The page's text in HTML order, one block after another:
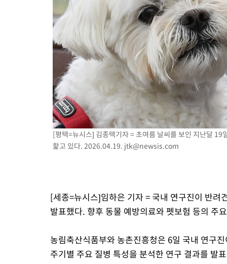
"여기 떨어졌다"…다누리, 스페이스X 로켓 달 충돌 흔적 포착
손흥민, 5경기 연속골 실패…LAFC는 승부차기 끝 과달라하라
내일까지 39도 '펄펄'…기상청 "태풍 지나며 폭염 잠시 꺾인
트럼프, 한국계 진보 주지사 후보 맹공…"공산주의가 최대 위
"美간섭에 합의 지연"…트럼프, '이란 호르무즈 통제권' 수용
[속보]산업장관 "李정부, 원전 반대 안해…안정 전력 위해 불가
[속보]경찰, '홍명보 선임 논란' 대한축구협회·축구회관 등 압수
[속보]산업장관 "美무역법 제301조 과잉생산 결과 발표 8월 중
[속보]코스피 매도사이드카 발동…4%대 급락
[평택=뉴시스] 김종택기자 = 초여름 날씨를 보인 지난달
핥고 있다. 2026.04.19. jtk@newsis.com
[세종=뉴시스]임하은 기자 = 국내 연구진이 반
발표했다. 향후 동물 예방의료와 펫보험 등의 주
농림축산식품부와 농촌진흥청은 6일 국내 연구
주기별 주요 질병 특성을 분석한 연구 결과를 발